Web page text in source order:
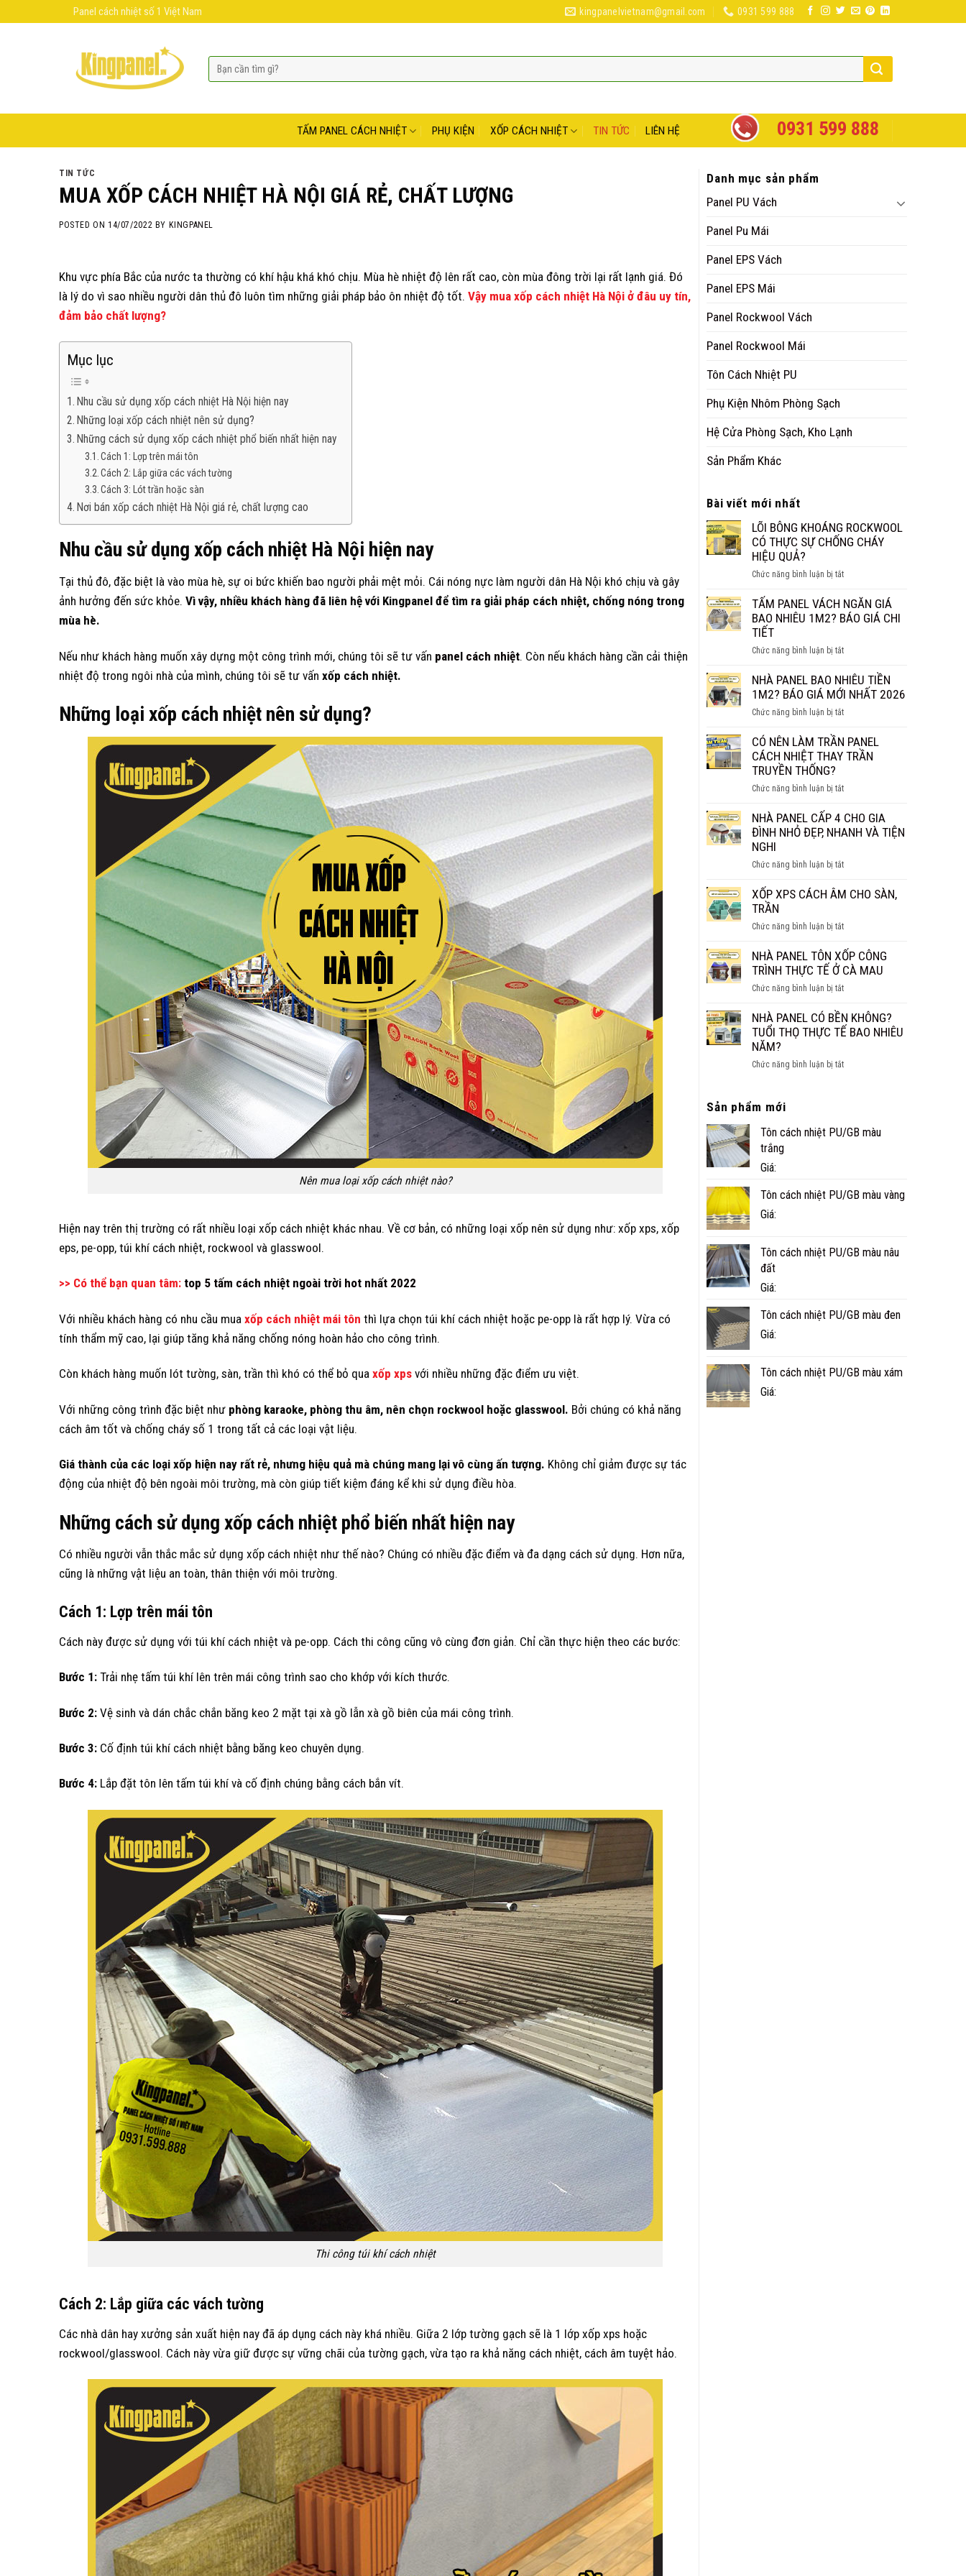
Panel cách nhiệt số 1 Việt Nam kingpanelvietnam@gmail.com 0931 599 888
TẤM PANEL CÁCH NHIỆT PHỤ KIỆN XỐP CÁCH NHIỆT TIN TỨC LIÊN HỆ 0931 599 888
TIN TỨC
MUA XỐP CÁCH NHIỆT HÀ NỘI GIÁ RẺ, CHẤT LƯỢNG
POSTED ON 14/07/2022 BY KINGPANEL
Khu vực phía Bắc của nước ta thường có khí hậu khá khó chịu. Mùa hè nhiệt độ lên rất cao, còn mùa đông trời lại rất lạnh giá. Đó
là lý do vì sao nhiều người dân thủ đô luôn tìm những giải pháp bảo ôn nhiệt độ tốt. Vậy mua xốp cách nhiệt Hà Nội ở đâu uy tín,
đảm bảo chất lượng?
Mục lục
Nhu cầu sử dụng xốp cách nhiệt Hà Nội hiện nay
Những loại xốp cách nhiệt nên sử dụng?
Những cách sử dụng xốp cách nhiệt phổ biến nhất hiện nay
Cách 1: Lợp trên mái tôn
Cách 2: Lắp giữa các vách tường
Cách 3: Lót trần hoặc sàn
Nơi bán xốp cách nhiệt Hà Nội giá rẻ, chất lượng cao
Nhu cầu sử dụng xốp cách nhiệt Hà Nội hiện nay
Tại thủ đô, đặc biệt là vào mùa hè, sự oi bức khiến bao người phải mệt mỏi. Cái nóng nực làm người dân Hà Nội khó chịu và gây
ảnh hưởng đến sức khỏe. Vì vậy, nhiều khách hàng đã liên hệ với Kingpanel để tìm ra giải pháp cách nhiệt, chống nóng trong
mùa hè.
Nếu như khách hàng muốn xây dựng một công trình mới, chúng tôi sẽ tư vấn panel cách nhiệt. Còn nếu khách hàng cần cải thiện
nhiệt độ trong ngôi nhà của mình, chúng tôi sẽ tư vấn xốp cách nhiệt.
Những loại xốp cách nhiệt nên sử dụng?
Nên mua loại xốp cách nhiệt nào?
Hiện nay trên thị trường có rất nhiều loại xốp cách nhiệt khác nhau. Về cơ bản, có những loại xốp nên sử dụng như: xốp xps, xốp
eps, pe-opp, túi khí cách nhiệt, rockwool và glasswool.
>> Có thể bạn quan tâm: top 5 tấm cách nhiệt ngoài trời hot nhất 2022
Với nhiều khách hàng có nhu cầu mua xốp cách nhiệt mái tôn thì lựa chọn túi khí cách nhiệt hoặc pe-opp là rất hợp lý. Vừa có
tính thẩm mỹ cao, lại giúp tăng khả năng chống nóng hoàn hảo cho công trình.
Còn khách hàng muốn lót tường, sàn, trần thì khó có thể bỏ qua xốp xps với nhiều những đặc điểm ưu việt.
Với những công trình đặc biệt như phòng karaoke, phòng thu âm, nên chọn rockwool hoặc glasswool. Bởi chúng có khả năng
cách âm tốt và chống cháy số 1 trong tất cả các loại vật liệu.
Giá thành của các loại xốp hiện nay rất rẻ, nhưng hiệu quả mà chúng mang lại vô cùng ấn tượng. Không chỉ giảm được sự tác
động của nhiệt độ bên ngoài môi trường, mà còn giúp tiết kiệm đáng kể khi sử dụng điều hòa.
Những cách sử dụng xốp cách nhiệt phổ biến nhất hiện nay
Có nhiều người vẫn thắc mắc sử dụng xốp cách nhiệt như thế nào? Chúng có nhiều đặc điểm và đa dạng cách sử dụng. Hơn nữa,
cũng là những vật liệu an toàn, thân thiện với môi trường.
Cách 1: Lợp trên mái tôn
Cách này được sử dụng với túi khí cách nhiệt và pe-opp. Cách thi công cũng vô cùng đơn giản. Chỉ cần thực hiện theo các bước:
Bước 1: Trải nhẹ tấm túi khí lên trên mái công trình sao cho khớp với kích thước.
Bước 2: Vệ sinh và dán chắc chắn băng keo 2 mặt tại xà gồ lẫn xà gồ biên của mái công trình.
Bước 3: Cố định túi khí cách nhiệt bằng băng keo chuyên dụng.
Bước 4: Lắp đặt tôn lên tấm túi khí và cố định chúng bằng cách bắn vít.
Thi công túi khí cách nhiệt
Cách 2: Lắp giữa các vách tường
Các nhà dân hay xưởng sản xuất hiện nay đã áp dụng cách này khá nhiều. Giữa 2 lớp tường gạch sẽ là 1 lớp xốp xps hoặc
rockwool/glasswool. Cách này vừa giữ được sự vững chãi của tường gạch, vừa tạo ra khả năng cách nhiệt, cách âm tuyệt hảo.
Danh mục sản phẩm
Panel PU Vách
Panel Pu Mái
Panel EPS Vách
Panel EPS Mái
Panel Rockwool Vách
Panel Rockwool Mái
Tôn Cách Nhiệt PU
Phụ Kiện Nhôm Phòng Sạch
Hệ Cửa Phòng Sạch, Kho Lạnh
Sản Phẩm Khác
Bài viết mới nhất
LÕI BÔNG KHOÁNG ROCKWOOL
CÓ THỰC SỰ CHỐNG CHÁY
HIỆU QUẢ?
Chức năng bình luận bị tắtở
BÔNG
KHOÁNG
THỰC
CHỐNG
CHÁY
HIỆU
TẤM PANEL VÁCH NGĂN GIÁ
BAO NHIÊU 1M2? BÁO GIÁ CHI
TIẾT
Chức năng bình luận bị tắtở
PANEL
VÁCH
GIÁ
NHIÊU
1M2?
GIÁ
TIẾT
NHÀ PANEL BAO NHIÊU TIỀN
1M2? BÁO GIÁ MỚI NHẤT 2026
Chức năng bình luận bị tắtở
PANEL
BAO
1M2?
GIÁ
MỚI
2026
CÓ NÊN LÀM TRẦN PANEL
CÁCH NHIỆT THAY TRẦN
TRUYỀN THỐNG?
Chức năng bình luận bị tắtở
NÊN
LÀM
CÁCH
THAY
TRUYỀN
NHÀ PANEL CẤP 4 CHO GIA
ĐÌNH NHỎ ĐẸP, NHANH VÀ TIỆN
NGHI
Chức năng bình luận bị tắtở
PANEL
CHO
GIA
ĐÌNH
NHỎ
ĐẸP,
VÀ
TIỆN
XỐP XPS CÁCH ÂM CHO SÀN,
TRẦN
Chức năng bình luận bị tắtở
XPS
CÁCH
CHO
TRẦN
NHÀ PANEL TÔN XỐP CÔNG
TRÌNH THỰC TẾ Ở CÀ MAU
Chức năng bình luận bị tắtở
PANEL
TÔN
TRÌNH
MAU
NHÀ PANEL CÓ BỀN KHÔNG?
TUỔI THỌ THỰC TẾ BAO NHIÊU
NĂM?
Chức năng bình luận bị tắtở
KHÔNG?
BAO
Sản phẩm mới
Tôn cách nhiệt PU/GB màu
trắng
Giá:
Tôn cách nhiệt PU/GB màu vàng
Giá:
Tôn cách nhiệt PU/GB màu nâu
đất
Giá:
Tôn cách nhiệt PU/GB màu đen
Giá:
Tôn cách nhiệt PU/GB màu xám
Giá: